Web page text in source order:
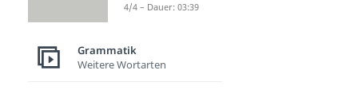
4/4 – Dauer: 03:39
Grammatik
Weitere Wortarten